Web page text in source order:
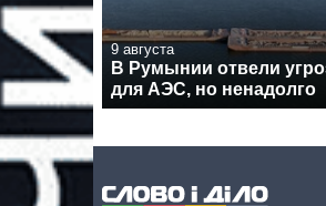
9 августа
В Румынии отвели
для АЭС, но ненадолго